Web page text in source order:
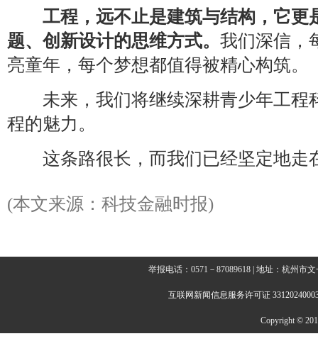
工程，远不止是建筑与结构，它更
题、创新设计的思维方式。 我们深信，
亮童年，每个梦想都值得被精心构筑。
未来，我们将继续深耕青少年工程
程的魅力。
这条路很长，而我们已经坚定地走
(本文来源：科技金融时报)
举报电话：0571－87089618 | 地址：杭州市
互联网新闻信息服务许可证
Copyright ©